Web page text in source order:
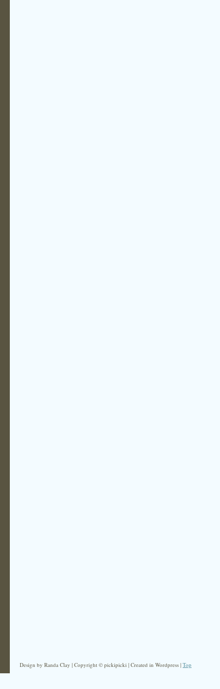
Design by Randa Clay | Copyright © pickipicki | Created in Wordpress | Top